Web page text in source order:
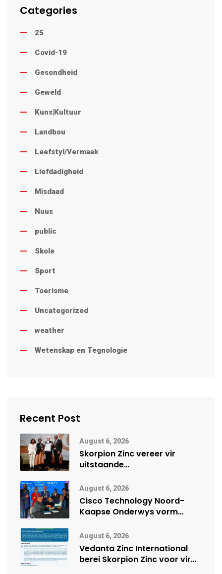
Categories
25
Covid-19
Gesondheid
Geweld
Kuns|Kultuur
Landbou
Leefstyl/Vermaak
Liefdadigheid
Misdaad
Nuus
public
Skole
Sport
Toerisme
Uncategorized
weather
Wetenskap en Tegnologie
Recent Post
August 6, 2026
Skorpion Zinc vereer vir
uitstaande
Namibië Mynbou Ekspo
August 6, 2026
Cisco Technology Noord-
Kaapse Onderwys vorm
vennootskap
August 6, 2026
Vedanta Zinc International
berei Skorpion Zinc voor vir